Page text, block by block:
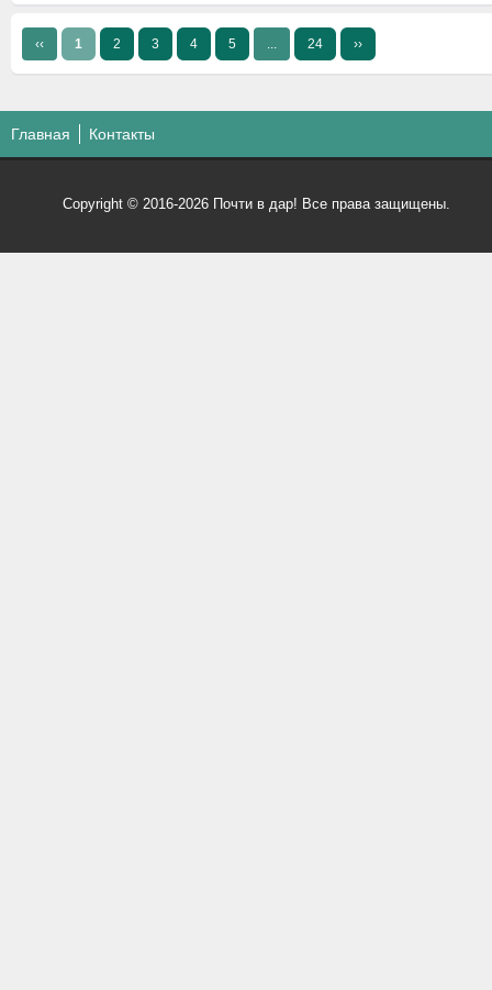
‹‹ 1 2 3 4 5 24 ››
Главная Контакты
Copyright © 2016-2026 Почти в дар! Все права защищены.